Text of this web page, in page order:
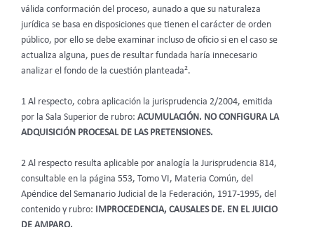
válida conformación del proceso, aunado a que su naturaleza
jurídica se basa en disposiciones que tienen el carácter de orden
público, por ello se debe examinar incluso de oficio si en el caso se
actualiza alguna, pues de resultar fundada haría innecesario
analizar el fondo de la cuestión planteada2.
1 Al respecto, cobra aplicación la jurisprudencia 2/2004, emitida
por la Sala Superior de rubro: ACUMULACIÓN. NO CONFIGURA LA
ADQUISICIÓN PROCESAL DE LAS PRETENSIONES.
2 Al respecto resulta aplicable por analogía la Jurisprudencia 814,
consultable en la página 553, Tomo VI, Materia Común, del
Apéndice del Semanario Judicial de la Federación, 1917-1995, del
contenido y rubro:
IMPROCEDENCIA, CAUSALES DE. EN EL JUICIO